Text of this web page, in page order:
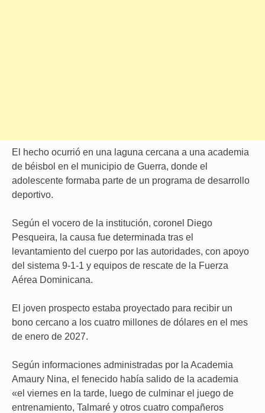
El hecho ocurrió en una laguna cercana a una academia
de béisbol en el municipio de Guerra, donde el
adolescente formaba parte de un programa de desarrollo
deportivo.
Según el vocero de la institución, coronel Diego
Pesqueira, la causa fue determinada tras el
levantamiento del cuerpo por las autoridades, con apoyo
del sistema 9-1-1 y equipos de rescate de la Fuerza
Aérea Dominicana.
El joven prospecto estaba proyectado para recibir un
bono cercano a los cuatro millones de dólares en el mes
de enero de 2027.
Según informaciones administradas por la Academia
Amaury Nina, el fenecido había salido de la academia
«el viernes en la tarde, luego de culminar el juego de
entrenamiento, Talmaré y otros cuatro compañeros